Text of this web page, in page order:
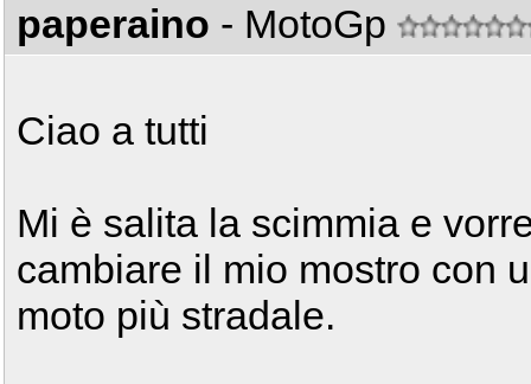
paperaino - MotoGp
Ciao a tutti
Mi è salita la scimmia e
cambiare il mio mostro con
moto più stradale.